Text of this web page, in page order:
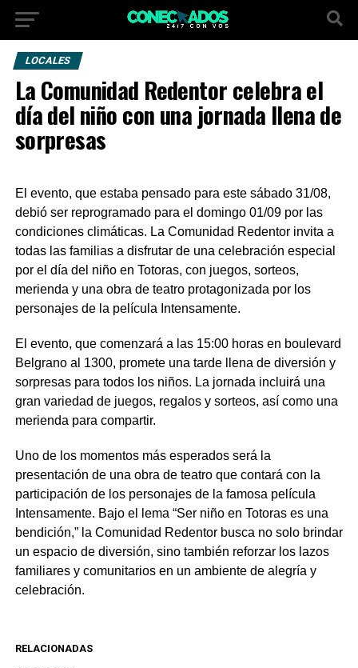
LOCALES
La Comunidad Redentor celebra el
día del niño con una jornada llena de
sorpresas
El evento, que estaba pensado para este sábado 31/08,
debió ser reprogramado para el domingo 01/09 por las
condiciones climáticas. La Comunidad Redentor invita a
todas las familias a disfrutar de una celebración especial
por el día del niño en Totoras, con juegos, sorteos,
merienda y una obra de teatro protagonizada por los
personajes de la película Intensamente.
El evento, que comenzará a las 15:00 horas en boulevard
Belgrano al 1300, promete una tarde llena de diversión y
sorpresas para todos los niños. La jornada incluirá una
gran variedad de juegos, regalos y sorteos, así como una
merienda para compartir.
Uno de los momentos más esperados será la
presentación de una obra de teatro que contará con la
participación de los personajes de la famosa película
Intensamente. Bajo el lema “Ser niño en Totoras es una
bendición,” la Comunidad Redentor busca no solo brindar
un espacio de diversión, sino también reforzar los lazos
familiares y comunitarios en un ambiente de alegría y
celebración.
RELACIONADAS